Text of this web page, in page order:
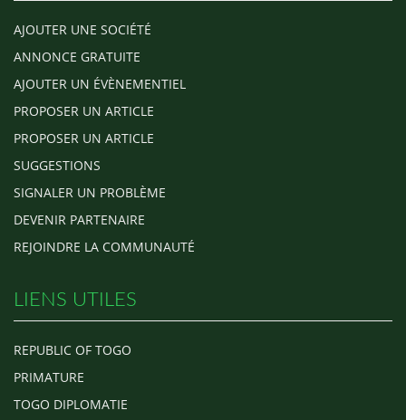
AJOUTER UNE SOCIÉTÉ
ANNONCE GRATUITE
AJOUTER UN ÉVÈNEMENTIEL
PROPOSER UN ARTICLE
PROPOSER UN ARTICLE
SUGGESTIONS
SIGNALER UN PROBLÈME
DEVENIR PARTENAIRE
REJOINDRE LA COMMUNAUTÉ
LIENS UTILES
REPUBLIC OF TOGO
PRIMATURE
TOGO DIPLOMATIE